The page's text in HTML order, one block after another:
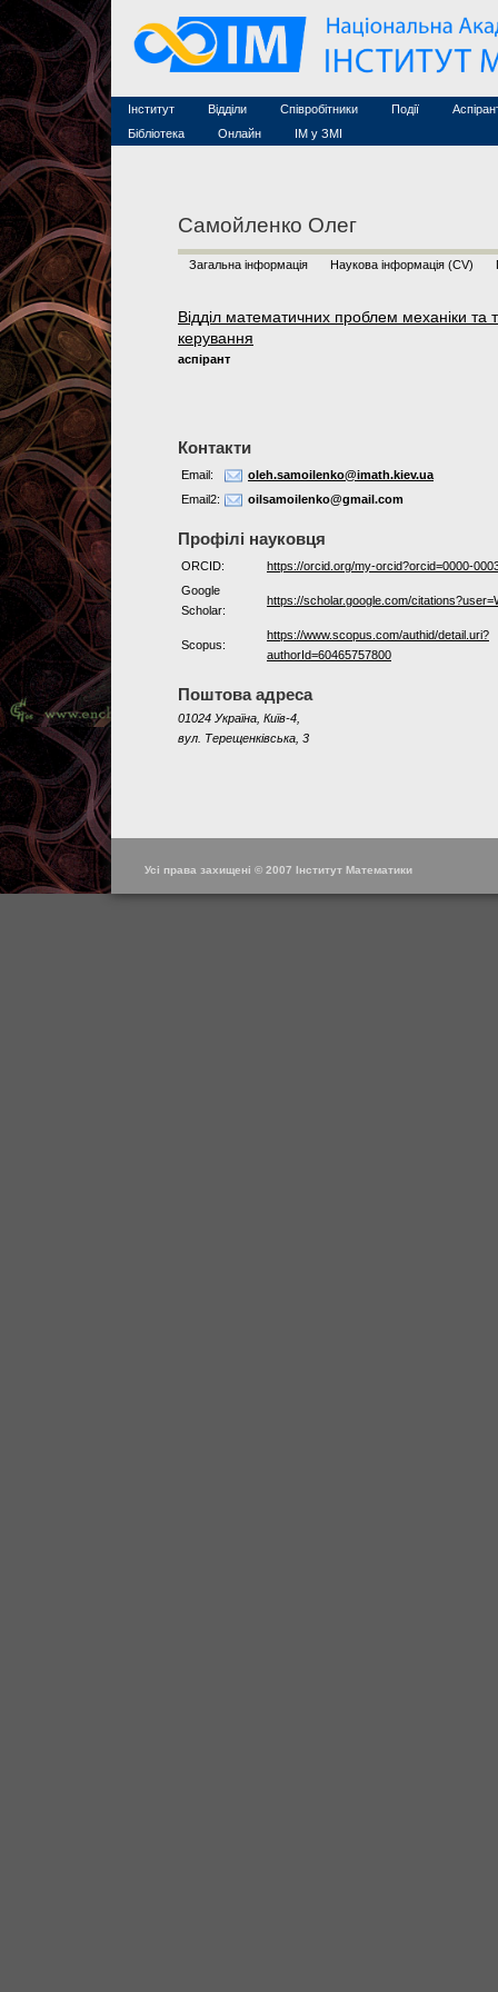
Інститут
Конкурси на посади
Науково-організаційна робота
Відділи Співробітники
Асоційовані дослідники
Технічний персонал
Події
Конференції
Курси з
Бібліотека
MathSciNet
Публікації
Онлайн
ІМ у ЗМІ
Самойленко Олег
Загальна інформація Наукова інформація (CV)
Відділ математичних проблем механіки та
керування
аспірант
Контакти
Email:
oleh.samoilenko@imath.kiev.ua
Email2:
oilsamoilenko@gmail.com
Профілі науковця
ORCID:
https://orcid.org/my-orcid?orcid=0000-
Google
Scholar:
https://scholar.google.com/
Scopus:
https://www.scopus.com/authid/detail.uri?
authorId=60465757800
Поштова адреса
01024 Україна, Київ-4,
вул. Терещенківська, 3
Усі права захищені © 2007 Інститут Математики